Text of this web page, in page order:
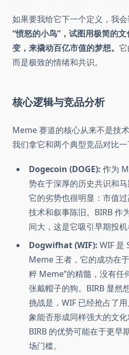
如果要我给它下一个定义，我会
“愤怒的小鸟”，试图用极简的
变，来撬动百亿市值的梦想。
而是极致的情绪和共识。
核心逻辑与竞品分析
Meme 赛道的核心从来不是技术
我们拿它和两个典型竞品对比一
Dogecoin (DOGE): 作为
势在于深厚的历史共识和
它的劣势也很明显：市值
技术和叙事陈旧。BIRB 作
间大，这是它吸引早期投机
Dogwifhat (WIF): WIF 是
Meme 王者，它的成功在
粹 Meme”的精髓，没有任
张戴帽子的狗。BIRB 显然
挑战是，WIF 已经抢占了
象能否形成同样强大的文化
BIRB 的优势可能在于更早
场门槛。